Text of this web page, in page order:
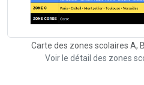
Carte des zones scolaires A,
Voir le détail des zones